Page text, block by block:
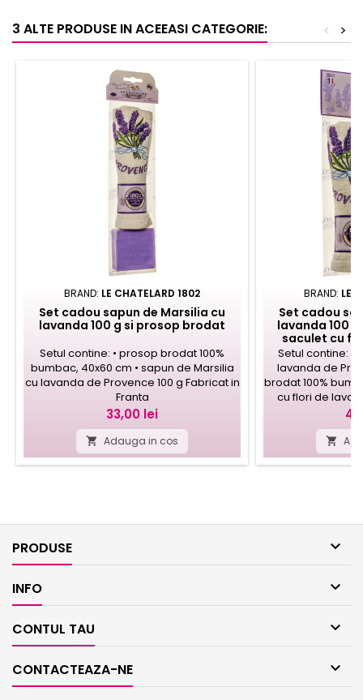
3 ALTE PRODUSE IN ACEEASI CATEGORIE: >
<
BRAND: LE CHATELARD 1802
Set cadou sapun de Marsilia cu
lavanda 100 g si prosop brodat
Setul contine: • prosop brodat 100%
bumbac, 40x60 cm • sapun de Marsilia
cu lavanda de Provence 100 g Fabricat in
Franta
Pret
33,00 lei
 Adauga in cos
BRAND: LE
Set cadou
lavanda 100
saculet cu
Setul contine: •
lavanda de
brodat 100%
cu flori de

PRODUSE 
INFO 
CONTUL TAU 
CONTACTEAZA-NE 